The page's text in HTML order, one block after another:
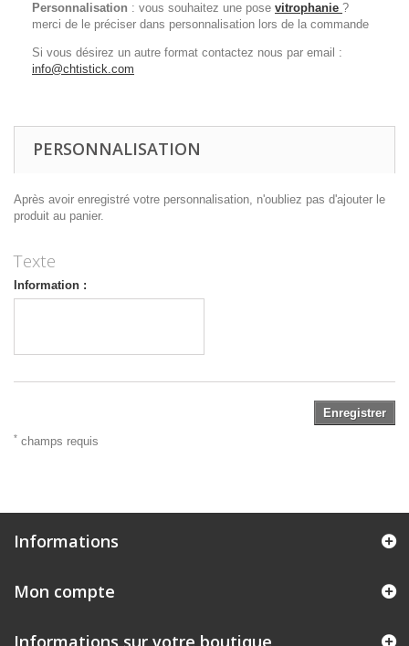
Personnalisation : vous souhaitez une pose vitrophanie ?
merci de le préciser dans personnalisation lors de la commande
Si vous désirez un autre format contactez nous par email :
info@chtistick.com
PERSONNALISATION
Après avoir enregistré votre personnalisation, n'oubliez pas d'ajouter le
produit au panier.
Texte
Information :
Enregistrer
* champs requis
Informations
Mon compte